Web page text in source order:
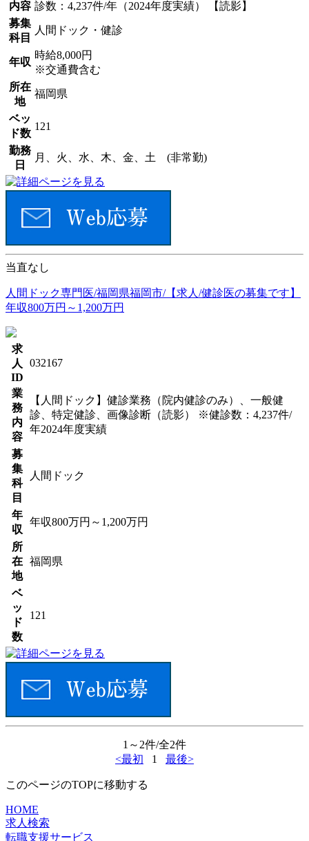
内容 診数：4,237件/年（2024年度実績） 【読影】
募集
科目
人間ドック・健診
年収
時給8,000円
※交通費含む
所在
地
福岡県
ベッ
ド数
121
勤務
日
月、火、水、木、金、土 (非常勤)
当直なし
人間ドック専門医/福岡県福岡市/【求人/健診医の募集です】
年収800万円～1,200万円
求
人
ID
032167
業
務
内
容
【人間ドック】健診業務（院内健診のみ）、一般健
診、特定健診、画像診断（読影） ※健診数：4,237件/
年2024年度実績
募
集
科
目
人間ドック
年
収
年収800万円～1,200万円
所
在
地
福岡県
ベ
ッ
ド
数
121
1～2件/全2件
<最初
1 最後>
このページのTOPに移動する
HOME
求人検索
転職支援サービス